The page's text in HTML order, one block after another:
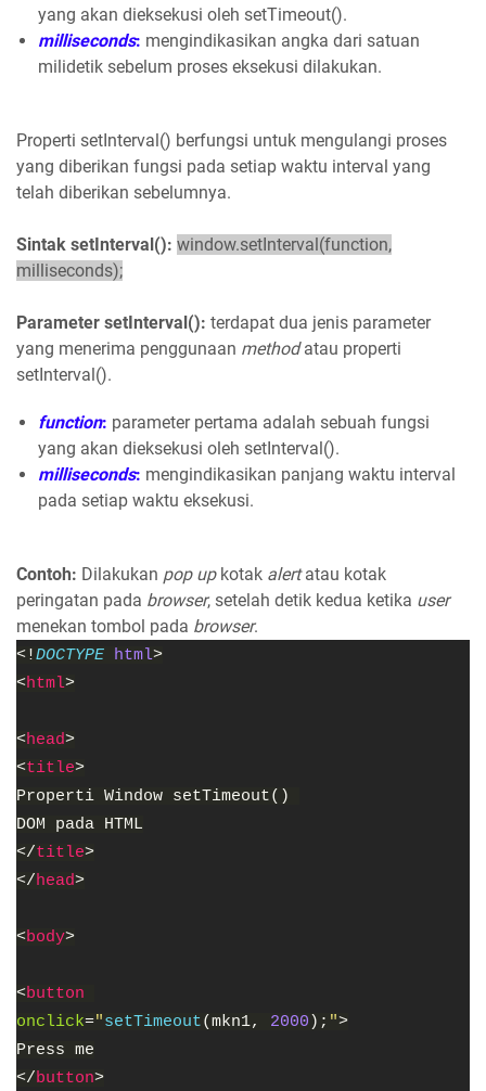
yang akan dieksekusi oleh setTimeout().
milliseconds: mengindikasikan angka dari satuan
milidetik sebelum proses eksekusi dilakukan.
Properti setInterval() berfungsi untuk mengulangi proses
yang diberikan fungsi pada setiap waktu interval yang
telah diberikan sebelumnya.
Sintak setInterval(): window.setInterval(function,
milliseconds);
Parameter setInterval(): terdapat dua jenis parameter
yang menerima penggunaan methodatau properti
setInterval().
function: parameter pertama adalah sebuah fungsi
yang akan dieksekusi oleh setInterval().
milliseconds: mengindikasikan panjang waktu interval
pada setiap waktu eksekusi.
Contoh: Dilakukan pop upkotak alertatau kotak
peringatan pada browser, setelah detik kedua ketika user
menekan tombol pada browser.
<!DOCTYPE html>
<html>
<head>
<title>
Properti Window setTimeout()
DOM pada HTML
</title>
</head>
<body>
<button
onclick="setTimeout(mkn1, 2000 ); ">
Press me
</button>